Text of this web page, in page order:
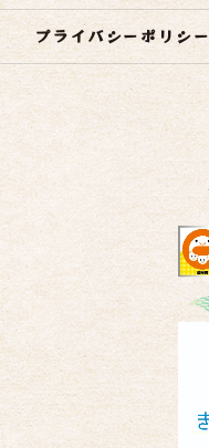
プライバシーポリシー